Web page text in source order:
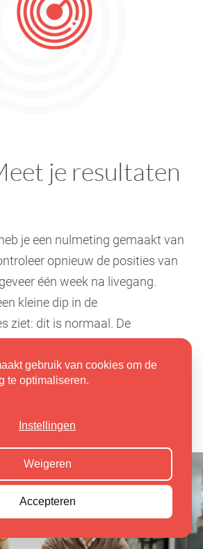
je resultaten
je een nulmeting gemaakt van
opnieuw de posities van
één week na livegang.
kleine dip in de
ziet: dit is normaal. De
tijd nodig om je nieuwe site
de SEO migratie goed hebt
de posities zich weer.
gebruik van cookies om de
te optimaliseren.
Instellingen
Weigeren
Accepteren